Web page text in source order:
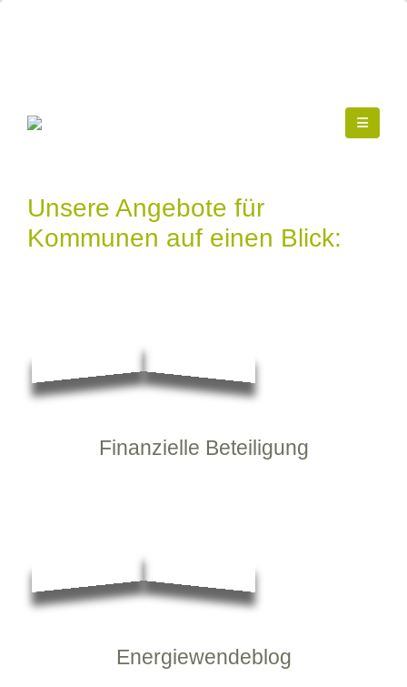
Unsere Angebote für
Kommunen auf einen Blick:
Finanzielle Beteiligung
Energiewendeblog